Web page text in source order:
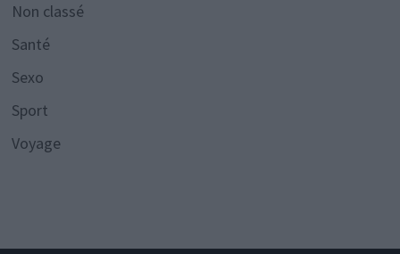
Non classé
Santé
Sexo
Sport
Voyage